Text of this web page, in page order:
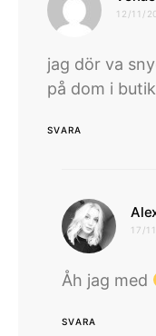
12/11/
jag dör va
på dom i
SVARA
17/
Åh jag med
SVARA